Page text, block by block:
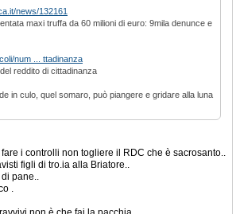
news/132161
maxi truffa da 60 milioni di euro: 9mila denunce e
num ... ttadinanza
reddito di cittadinanza
in culo, quel somaro, può piangere e gridare alla luna
i controlli non togliere il RDC che è sacrosanto..
figli di tro.ia alla Briatore..
pane..
.